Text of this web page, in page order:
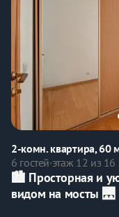
2-комн. квартира, 60
6 гостей·этаж 12 из 16
🏙️ Просторная и
видом на мосты 🌉